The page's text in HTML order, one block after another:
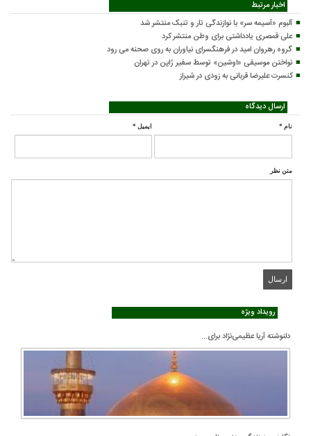
اخبار مرتبط
آلبوم «آسیمه سر» با نوازندگی تار و تنبک منتشر شد
علی قمصری یادداشتی برای وطن منتشر کرد
گروه رهروان امید در فرهنگسرای نیاوران به روی صحنه می رود
نواختن موسیقی «اوشین» توسط سفیر ژاپن در تهران
کنسرت علیرضا قربانی به زودی در شیراز
ارسال دیدگاه
نام * ایمیل *
متن نظر
رویداد ویژه
دلنوشته آریا عظیمی‌نژاد برای...